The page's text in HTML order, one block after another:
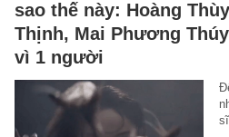
sao thế này: Hoàng
Thịnh, Mai Phương
vì 1 người